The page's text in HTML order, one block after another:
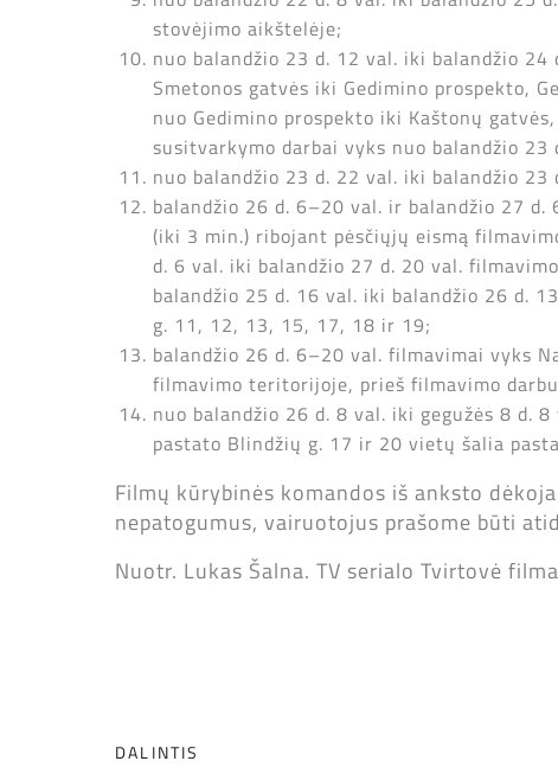
stovėjimo aikštelėje;
nuo balandžio 23 d. 12 val. iki balandžio
Smetonos gatvės iki Gedimino prospekto,
nuo Gedimino prospekto iki Kaštonų
susitvarkymo darbai vyks nuo balandžio
nuo balandžio 23 d. 22 val. iki balandžio
balandžio 26 d. 6–20 val. ir balandžio 27
(iki 3 min.) ribojant pėsčiųjų eismą
d. 6 val. iki balandžio 27 d. 20 val.
balandžio 25 d. 16 val. iki balandžio 26 d.
g. 11, 12, 13, 15, 17, 18 ir 19;
balandžio 26 d. 6–20 val. filmavimai vyks
filmavimo teritorijoje, prieš filmavimo
nuo balandžio 26 d. 8 val. iki gegužės 8 d.
pastato Blindžių g. 17 ir 20 vietų šalia
Filmų kūrybinės komandos iš anksto
nepatogumus, vairuotojus prašome būti
Nuotr. Lukas Šalna. TV serialo Tvirtovė
DALINTIS